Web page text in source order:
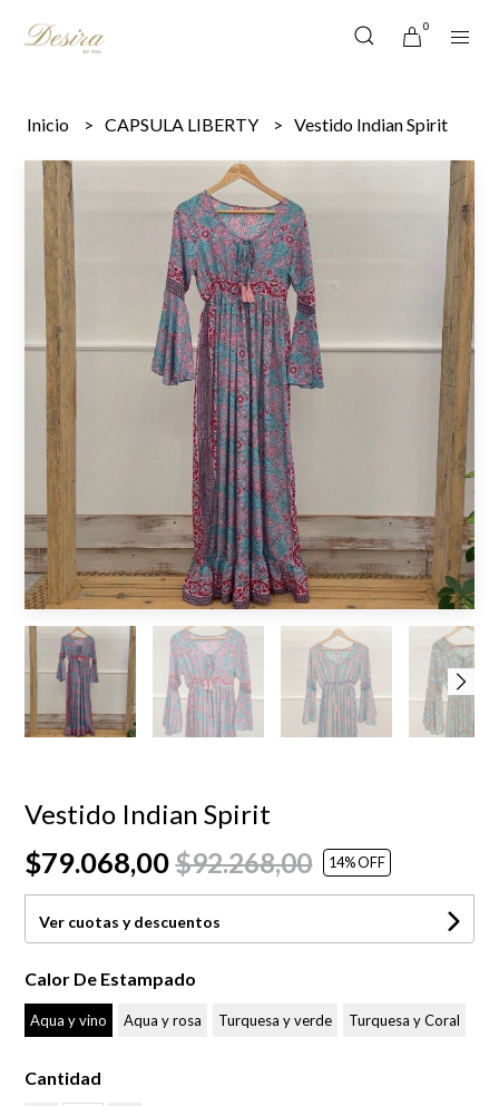
0
Inicio CAPSULA LIBERTY Vestido Indian Spirit
Vestido Indian Spirit
$79.068,00$92.268,00 14% OFF
Ver cuotas y descuentos
Calor De Estampado
Aqua y vino Aqua y rosa Turquesa y verde Turquesa y Coral
Cantidad